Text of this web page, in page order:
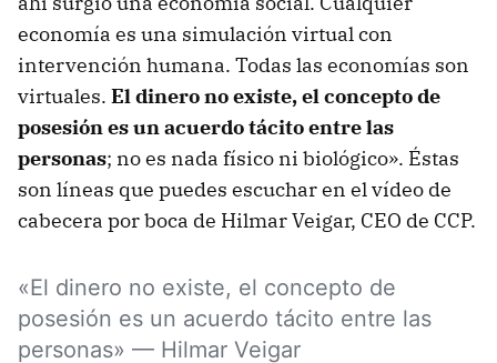
economía es una simulación virtual con
intervención humana. Todas las economías son
virtuales. El dinero no existe, el concepto de
posesión es un acuerdo tácito entre las
personas; no es nada físico ni biológico». Éstas
son líneas que puedes escuchar en el vídeo de
cabecera por boca de Hilmar Veigar, CEO de CCP.
«El dinero no existe, el concepto de
posesión es un acuerdo tácito entre las
personas» — Hilmar Veigar